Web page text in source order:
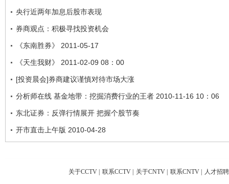
央行近两年加息后股市表现
券商观点：积极寻找投资机会
《东南胜券》 2011-05-17
《天生我财》 2011-02-09 08：00
[投资晨会]券商建议谨慎对待市场大涨
分析师在线 基金地带：挖掘消费行业的王者 2010-11-16 10：06
东北证券：反弹行情展开 把握个股节奏
开市直击上午版 2010-04-28
关于CCTV | 联系CCTV | 关于CNTV | 联系CNTV | 人才招聘